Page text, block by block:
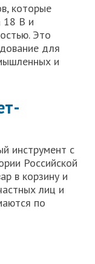
которые
18 В и
Это
для
и
инструмент с
Российской
в корзину и
лиц и
по